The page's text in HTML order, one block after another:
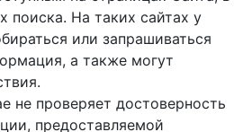
поиска. На таких сайтах у
или запрашиваться
а также могут
не проверяет достоверность
предоставляемой